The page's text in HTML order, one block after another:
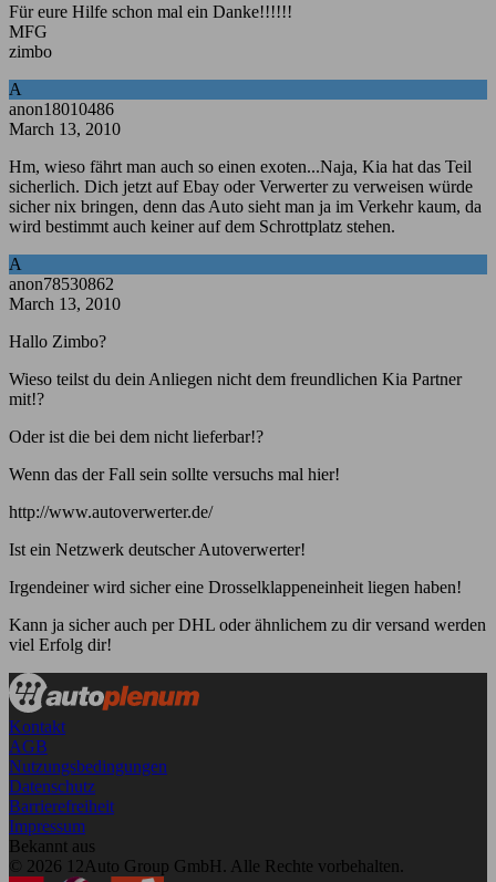
Für eure Hilfe schon mal ein Danke!!!!!!
MFG
zimbo
A
anon18010486
March 13, 2010
Hm, wieso fährt man auch so einen exoten...Naja, Kia hat das Teil
sicherlich. Dich jetzt auf Ebay oder Verwerter zu verweisen würde
sicher nix bringen, denn das Auto sieht man ja im Verkehr kaum, da
wird bestimmt auch keiner auf dem Schrottplatz stehen.
A
anon78530862
March 13, 2010
Hallo Zimbo?
Wieso teilst du dein Anliegen nicht dem freundlichen Kia Partner
mit!?
Oder ist die bei dem nicht lieferbar!?
Wenn das der Fall sein sollte versuchs mal hier!
http://www.autoverwerter.de/
Ist ein Netzwerk deutscher Autoverwerter!
Irgendeiner wird sicher eine Drosselklappeneinheit liegen haben!
Kann ja sicher auch per DHL oder ähnlichem zu dir versand werden
viel Erfolg dir!
Kontakt
AGB
Nutzungsbedingungen
Datenschutz
Barrierefreiheit
Impressum
Bekannt aus
© 2026 12Auto Group GmbH. Alle Rechte vorbehalten.